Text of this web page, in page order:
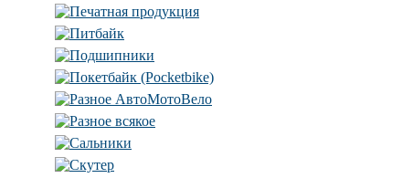
Печатная продукция
Питбайк
Подшипники
Покетбайк (Pocketbike)
Разное АвтоМотоВело
Разное всякое
Сальники
Скутер